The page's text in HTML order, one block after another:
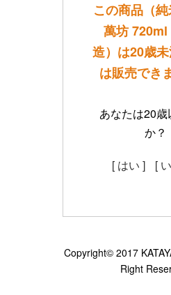
この商品（
萬坊 720ml
造）は20歳
は販売でき
あなたは20歳
か？
[ はい ] [
Copyright© 2017
Right